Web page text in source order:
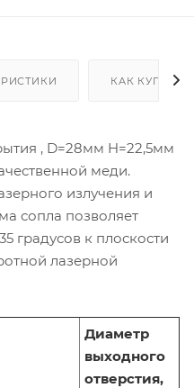
КАК КУПИТЬ
, D=28мм H=22,5мм
меди.
излучения и
сопла позволяет
градусов к плоскости
лазерной
Диаметр
выходного
отверстия,